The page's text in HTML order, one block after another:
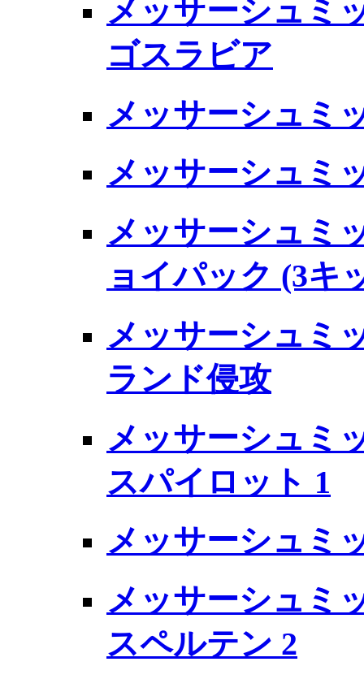
メッサーシュミ
ゴスラビア
メッサーシュミ
メッサーシュミ
メッサーシュミ
ョイパック (3キ
メッサーシュミ
ランド侵攻
メッサーシュミ
スパイロット 1
メッサーシュミ
メッサーシュミ
スペルテン 2